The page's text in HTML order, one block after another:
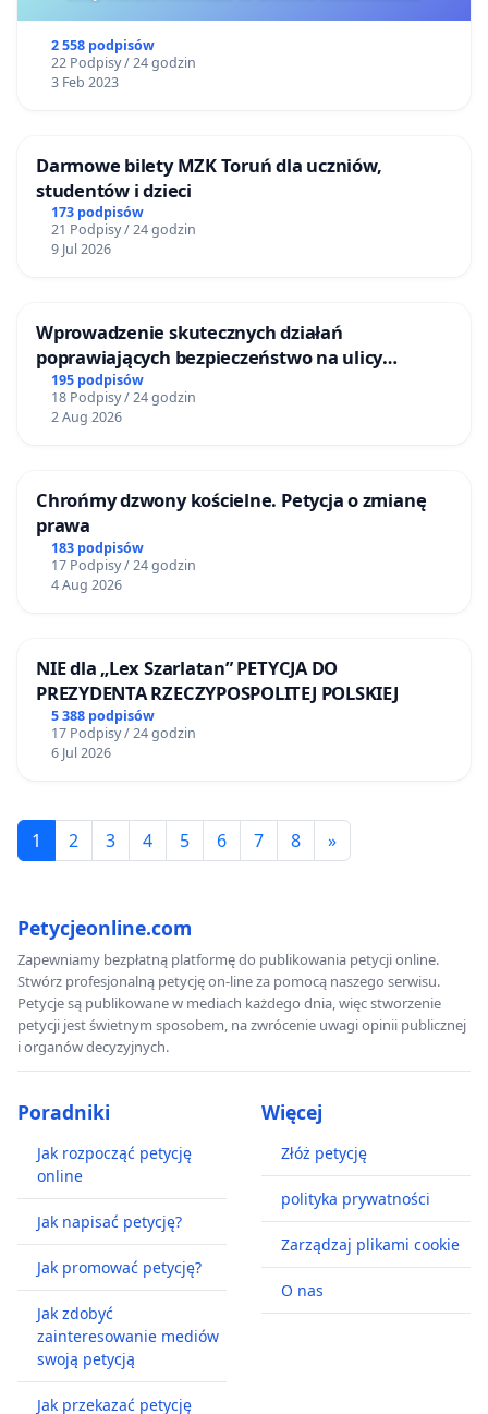
2 558 podpisów
22 Podpisy / 24 godzin
3 Feb 2023
Darmowe bilety MZK Toruń dla uczniów,
studentów i dzieci
173 podpisów
21 Podpisy / 24 godzin
9 Jul 2026
Wprowadzenie skutecznych działań
poprawiających bezpieczeństwo na ulicy
Żeromskiego w Otwocku
195 podpisów
18 Podpisy / 24 godzin
2 Aug 2026
Chrońmy dzwony kościelne. Petycja o zmianę
prawa
183 podpisów
17 Podpisy / 24 godzin
4 Aug 2026
NIE dla „Lex Szarlatan” PETYCJA DO
PREZYDENTA RZECZYPOSPOLITEJ POLSKIEJ
5 388 podpisów
17 Podpisy / 24 godzin
6 Jul 2026
1 2 3 4 5 6 7 8 »
Petycjeonline.com
Zapewniamy bezpłatną platformę do publikowania petycji online.
Stwórz profesjonalną petycję on-line za pomocą naszego serwisu.
Petycje są publikowane w mediach każdego dnia, więc stworzenie
petycji jest świetnym sposobem, na zwrócenie uwagi opinii publicznej
i organów decyzyjnych.
Poradniki
Jak rozpocząć petycję
online
Jak napisać petycję?
Jak promować petycję?
Jak zdobyć
zainteresowanie mediów
swoją petycją
Jak przekazać petycję
Więcej
Złóż petycję
polityka prywatności
Zarządzaj plikami cookie
O nas